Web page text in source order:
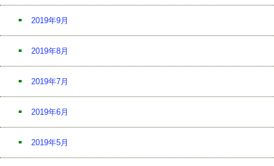
2019年9月
2019年8月
2019年7月
2019年6月
2019年5月